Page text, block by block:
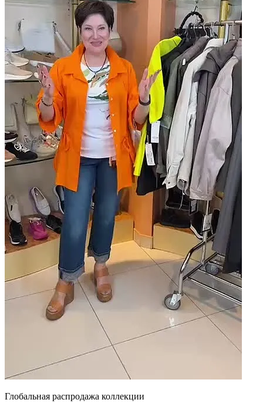
Глобальная распродажа коллекции